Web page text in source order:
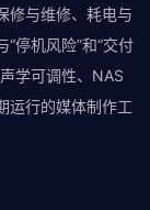
修与维修、耗电与
停机风险”和“交付
学可调性、NAS
运行的媒体制作工